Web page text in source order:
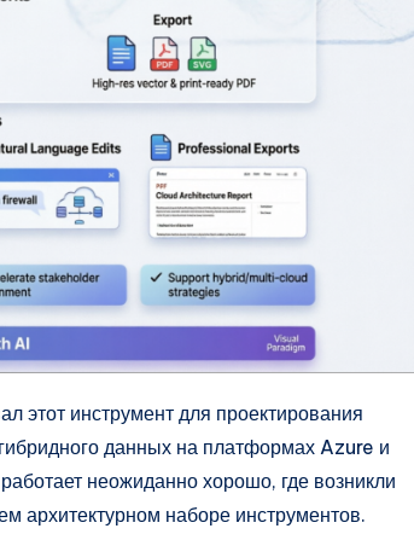
этот инструмент для проектирования
данных на платформах Azure и
неожиданно хорошо, где возникли
архитектурном наборе инструментов.